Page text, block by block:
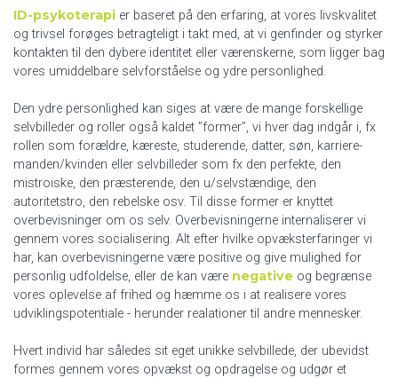
ID-psykoterapi er baseret på den erfaring, at vores livskvalitet
og trivsel forøges betragteligt i takt med, at vi genfinder og styrker
kontakten til den dybere identitet eller værenskerne, som ligger bag
vores umiddelbare selvforståelse og ydre personlighed.
Den ydre personlighed kan siges at være de mange forskellige
selvbilleder og roller også kaldet ”former”, vi hver dag indgår i, fx
rollen som forældre, kæreste, studerende, datter, søn, karriere-
manden/kvinden eller selvbilleder som fx den perfekte, den
mistroiske, den præsterende, den u/selvstændige, den
autoritetstro, den rebelske osv. Til disse former er knyttet
overbevisninger om os selv. Overbevisningerne internaliserer vi
gennem vores socialisering. Alt efter hvilke opvæksterfaringer vi
har, kan overbevisningerne være positive og give mulighed for
personlig udfoldelse, eller de kan være negative og begrænse
vores oplevelse af frihed og hæmme os i at realisere vores
udviklingspotentiale - herunder realationer til andre mennesker.
Hvert individ har således sit eget unikke selvbillede, der ubevidst
formes gennem vores opvækst og opdragelse og udgør et